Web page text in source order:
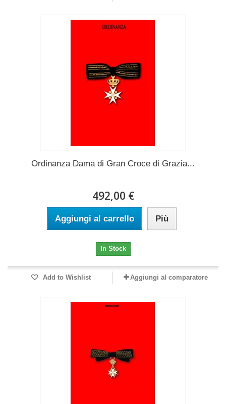
Ordinanza Dama di Gran Croce di Grazia...
492,00 €
Aggiungi al carrello Più
In Stock
Add to Wishlist Aggiungi al comparatore